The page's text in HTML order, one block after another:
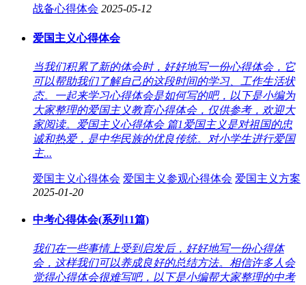
战备心得体会 2025-05-12
爱国主义心得体会
当我们积累了新的体会时，好好地写一份心得体会，它
可以帮助我们了解自己的这段时间的学习、工作生活状
态。一起来学习心得体会是如何写的吧，以下是小编为
大家整理的爱国主义教育心得体会，仅供参考，欢迎大
家阅读。爱国主义心得体会 篇1爱国主义是对祖国的忠
诚和热爱，是中华民族的优良传统。对小学生进行爱国
主...
爱国主义心得体会 爱国主义参观心得体会 爱国主义方案
2025-01-20
中考心得体会(系列11篇)
我们在一些事情上受到启发后，好好地写一份心得体
会，这样我们可以养成良好的总结方法。相信许多人会
觉得心得体会很难写吧，以下是小编帮大家整理的中考